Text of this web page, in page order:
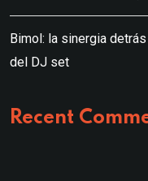
Bimol: la sinergia
del DJ set
Recent